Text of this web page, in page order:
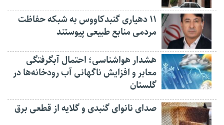
۱۱ دهیاری گنبدکاووس به شبکه حفاظت
مردمی منابع طبیعی پیوستند
هشدار هواشناسی؛ احتمال آبگرفتگی
معابر و افزایش ناگهانی آب رودخانه‌ها در
گلستان
صدای نانوای گنبدی و گلایه از قطعی برق